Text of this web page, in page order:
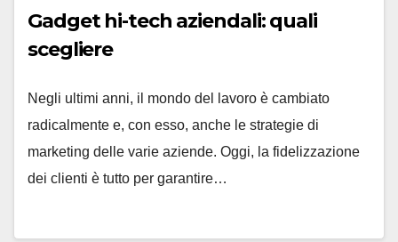
Gadget hi-tech aziendali: quali
scegliere
Negli ultimi anni, il mondo del lavoro è cambiato
radicalmente e, con esso, anche le strategie di
marketing delle varie aziende. Oggi, la fidelizzazione
dei clienti è tutto per garantire…